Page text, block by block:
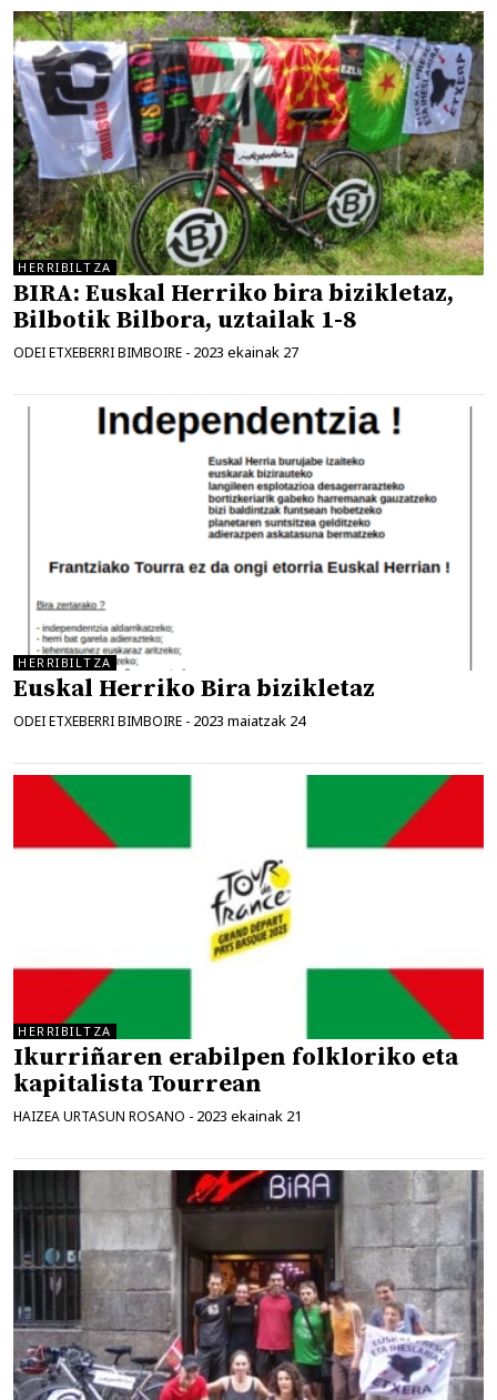
HERRIBILTZA
BIRA: Euskal Herriko bira bizikletaz,
Bilbotik Bilbora, uztailak 1-8
ODEI ETXEBERRI BIMBOIRE - 2023 ekainak 27
HERRIBILTZA
Euskal Herriko Bira bizikletaz
ODEI ETXEBERRI BIMBOIRE - 2023 maiatzak 24
HERRIBILTZA
Ikurriñaren erabilpen folkloriko eta
kapitalista Tourrean
HAIZEA URTASUN ROSANO - 2023 ekainak 21